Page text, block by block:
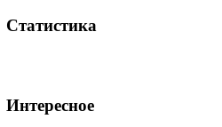
Статистика
Интересное